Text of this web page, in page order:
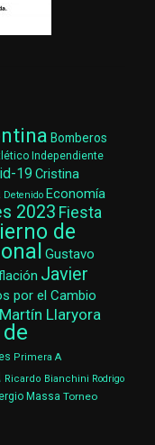
Bomberos
Independiente
19 Cristina
Detenido Economía
2023 Fiesta
de
Gustavo
Javier
por el Cambio
Martín Llaryora
Primera A
Ricardo Bianchini Rodrigo
Massa Torneo